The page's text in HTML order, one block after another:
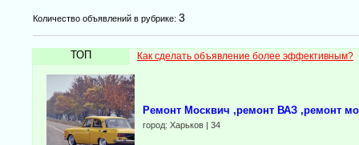
Количество объявлений в рубрике: 3
ТОП Как сделать объявление более эффективным?
Ремонт Москвич ,ремонт ВАЗ ,ремонт
город: Харьков | 34